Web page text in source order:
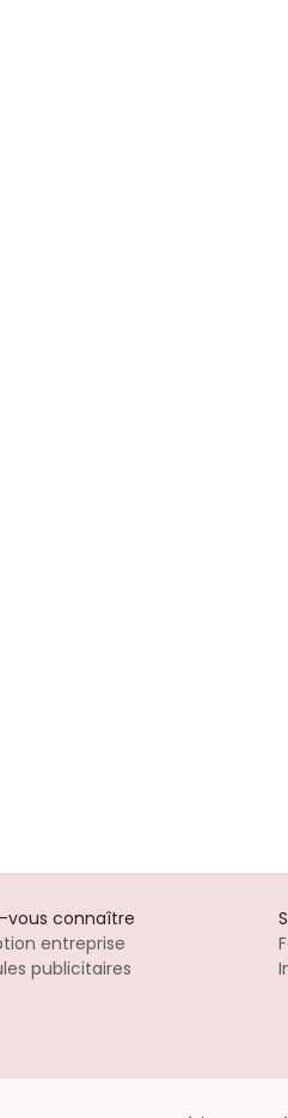
vous connaître
entreprise
publicitaires